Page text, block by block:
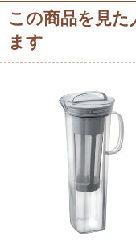
この商品を見
ます